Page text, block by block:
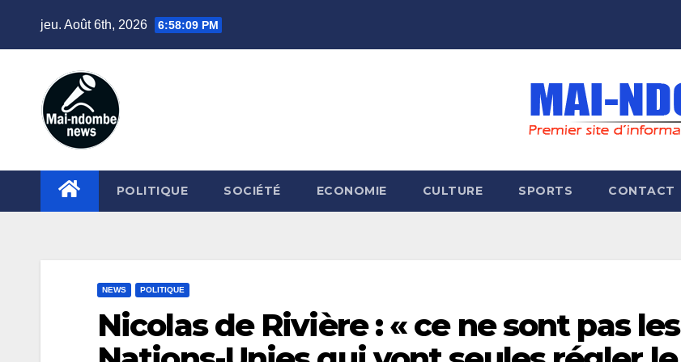
jeu. Août 6th, 2026 6:58:10 PM
POLITIQUE SOCIÉTÉ ECONOMIE CULTURE SPORTS CONTACT
NEWS POLITIQUE
Nicolas de Rivière : « ce ne sont pas les